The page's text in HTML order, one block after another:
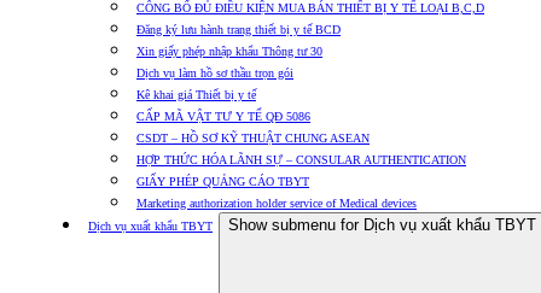
CÔNG BỐ ĐỦ ĐIỀU KIỆN MUA BÁN THIẾT BỊ Y TẾ LOẠI B,C,D
Đăng ký lưu hành trang thiết bị y tế BCD
Xin giấy phép nhập khẩu Thông tư 30
Dịch vụ làm hồ sơ thầu trọn gói
Kê khai giá Thiết bị y tế
CẤP MÃ VẬT TƯ Y TẾ QĐ 5086
CSDT – HỒ SƠ KỸ THUẬT CHUNG ASEAN
HỢP THỨC HÓA LÃNH SỰ – CONSULAR AUTHENTICATION
GIẤY PHÉP QUẢNG CÁO TBYT
Marketing authorization holder service of Medical devices
Dịch vụ xuất khẩu TBYT
Show submenu for Dịch vụ xuất khẩu TBYT